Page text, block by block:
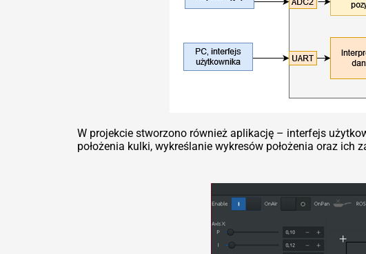
W projekcie stworzono również aplikację – interfejs
położenia kulki, wykreślanie wykresów położenia oraz ich